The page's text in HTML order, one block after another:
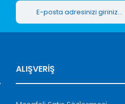
GönderALIŞVERİŞ